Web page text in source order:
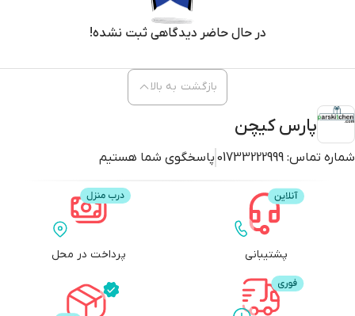
در حال حاضر دیدگاهی ثبت نشده!
پارس کیچن
شماره تماس: 01733222999 پاسخگوی شما هستیم
بازگشت به بالا
پشتیبانی پرداخت در محل